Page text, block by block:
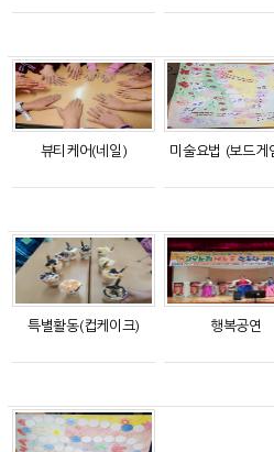
뷰티케어(네일) 미술요법 (보드
특별활동(컵케이크) 행복공연